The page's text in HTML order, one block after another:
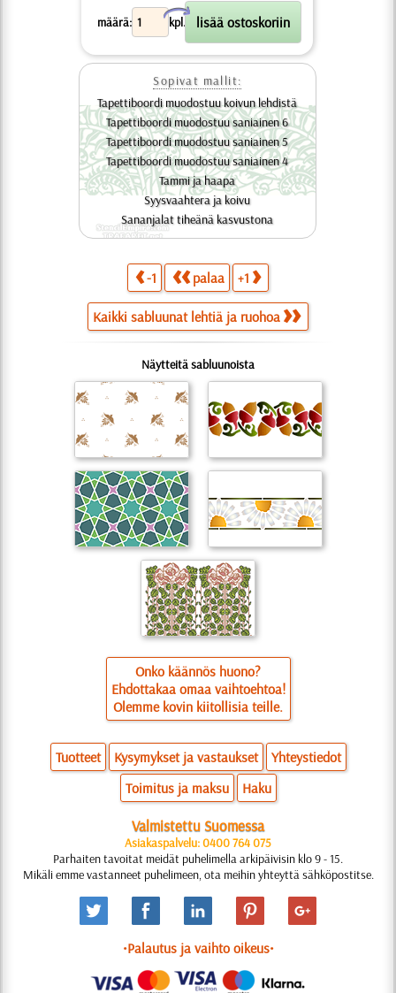
määrä: kpl.
X
Sopivat mallit:
Tapettiboordi muodostuu koivun lehdistä
Tapettiboordi muodostuu saniainen 6
Tapettiboordi muodostuu saniainen 5
Tapettiboordi muodostuu saniainen 4
Tammi ja haapa
Syysvaahtera ja koivu
Sananjalat tiheänä kasvustona
-1 palaa +1
Kaikki sabluunat lehtiä ja ruohoa
Näytteitä sabluunoista
Onko käännös huono?
Ehdottakaa omaa vaihtoehtoa!
Olemme kovin kiitollisia teille.
Tuotteet Kysymykset ja vastaukset
Yhteystiedot
Toimitus ja maksu
Haku
Valmistettu Suomessa
Asiakaspalvelu: 0400 764 075
Parhaiten tavoitat meidät puhelimella arkipäivisin klo 9 - 15.
Mikäli emme vastanneet puhelimeen, ota meihin yhteyttä sähköpostitse.
•Palautus ja vaihto oikeus•